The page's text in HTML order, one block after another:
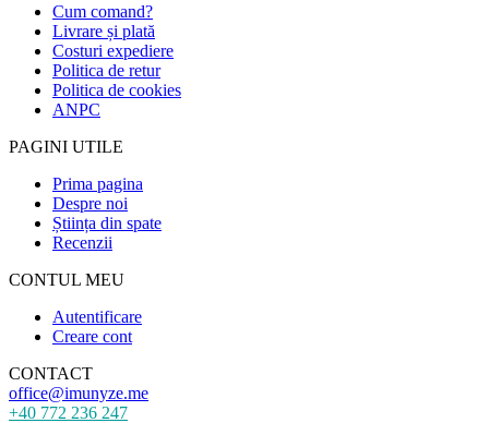
Cum comand?
Livrare și plată
Costuri expediere
Politica de retur
Politica de cookies
ANPC
PAGINI UTILE
Prima pagina
Despre noi
Știința din spate
Recenzii
CONTUL MEU
Autentificare
Creare cont
CONTACT
office@imunyze.me
+40 772 236 247